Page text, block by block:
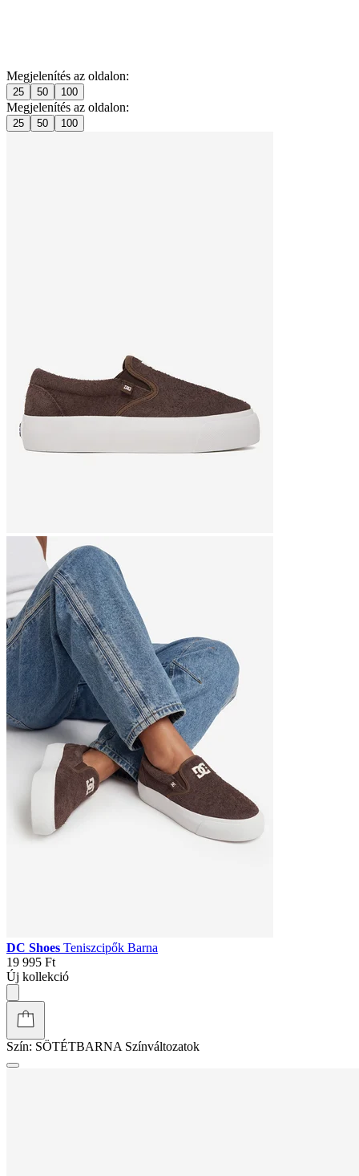
Megjelenítés az oldalon:
25 50 100
Megjelenítés az oldalon:
25 50 100
DC Shoes Teniszcipők Barna
19 995 Ft
Új kollekció
Szín: SÖTÉTBARNA Színváltozatok